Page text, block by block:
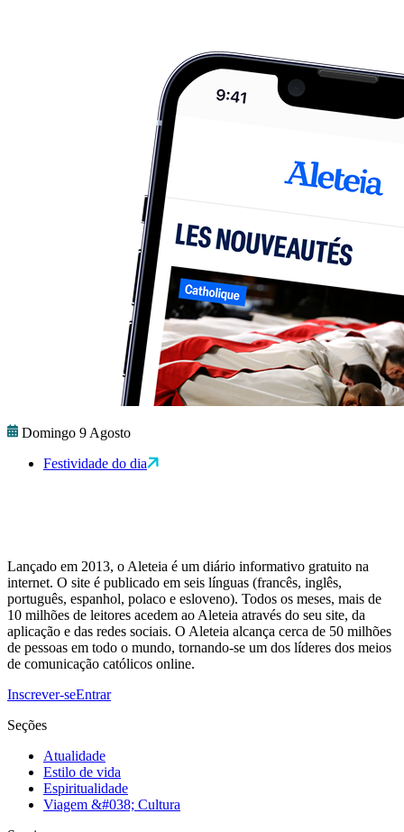
Domingo 9 Agosto
Festividade do dia
Lançado em 2013, o Aleteia é um diário informativo gratuito na
internet. O site é publicado em seis línguas (francês, inglês,
português, espanhol, polaco e esloveno). Todos os meses, mais de
10 milhões de leitores acedem ao Aleteia através do seu site, da
aplicação e das redes sociais. O Aleteia alcança cerca de 50 milhões
de pessoas em todo o mundo, tornando-se um dos líderes dos meios
de comunicação católicos online.
Inscrever-seEntrar
Seções
Atualidade
Estilo de vida
Espiritualidade
Viagem &#038; Cultura